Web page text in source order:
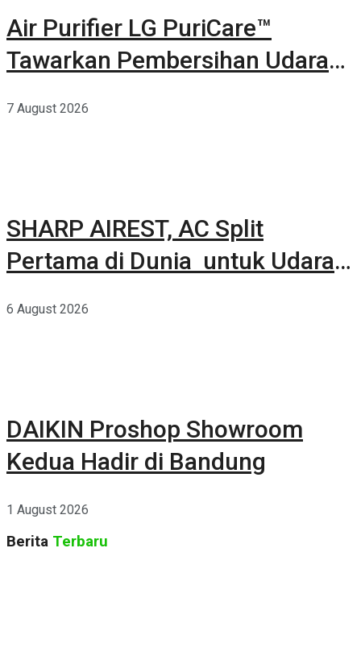
Air Purifier LG PuriCare™
Tawarkan Pembersihan Udara
7 August 2026
SHARP AIREST, AC Split
Pertama di Dunia untuk Udara
6 August 2026
DAIKIN Proshop Showroom
Kedua Hadir di Bandung
1 August 2026
Berita Terbaru